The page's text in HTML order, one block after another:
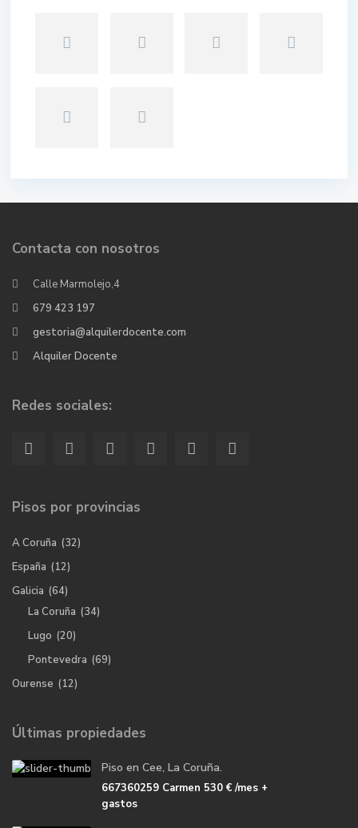
Contacta con nosotros
Calle Marmolejo,4
679 423 197
gestoria@alquilerdocente.com
Alquiler Docente
Redes sociales:
Pisos por provincias
A Coruña (32)
España (12)
Galicia (64)
La Coruña (34)
Lugo (20)
Pontevedra (69)
Ourense (12)
Últimas propiedades
Piso en Cee, La Coruña.
667360259 Carmen 530 €/mes +
gastos